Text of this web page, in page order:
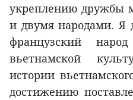
укреплению дружбы
и двумя народами. Я
французский
вьетнамской
истории
достижению